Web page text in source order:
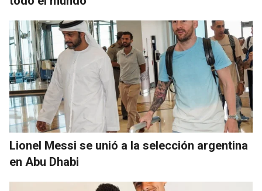
Lionel Messi se unió a la selección argentina
en Abu Dhabi